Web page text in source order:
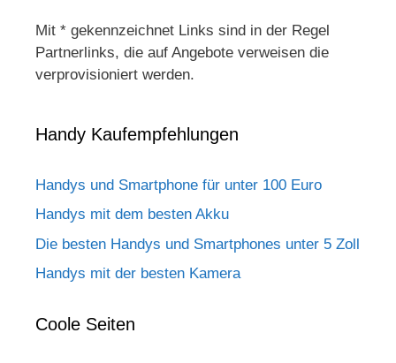
Mit * gekennzeichnet Links sind in der Regel
Partnerlinks, die auf Angebote verweisen die
verprovisioniert werden.
Handy Kaufempfehlungen
Handys und Smartphone für unter 100 Euro
Handys mit dem besten Akku
Die besten Handys und Smartphones unter 5 Zoll
Handys mit der besten Kamera
Coole Seiten